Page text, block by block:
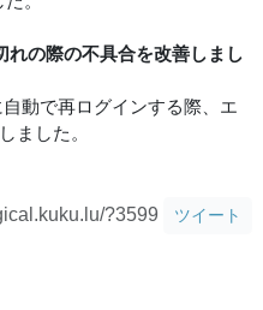
れの際の不具合を改善しまし
動で再ログインする際、エ
ました。
?3599 ツイート